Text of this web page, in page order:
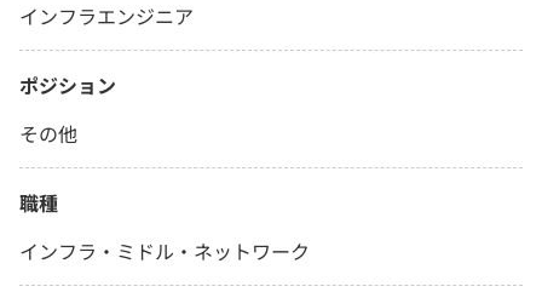
インフラエンジニア
ポジション
その他
職種
インフラ・ミドル・ネットワーク